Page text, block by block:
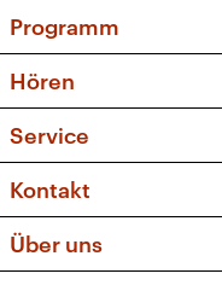
Programm
Sendungen
Musikliste
Kakadu – Das
Hören
Frequenzen
Service
FAQ
Apps
Newsletter
Kontakt
Social Media
Über uns